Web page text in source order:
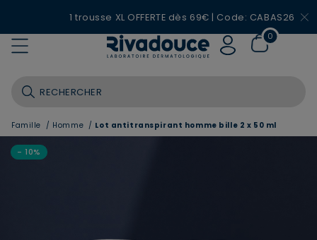
1 trousse XL OFFERTE dès 69€ | Code: CABAS26
0
Famille / Homme / Lot antitranspirant homme bille 2 x 50 ml
- 10%